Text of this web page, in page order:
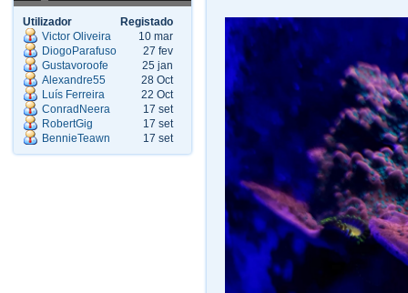
Utilizador
Registado
Victor Oliveira
10 mar
DiogoParafuso
27 fev
Gustavoroofe
25 jan
Alexandre55
28 Oct
Luís Ferreira
22 Oct
ConradNeera
17 set
RobertGig
17 set
BennieTeawn
17 set